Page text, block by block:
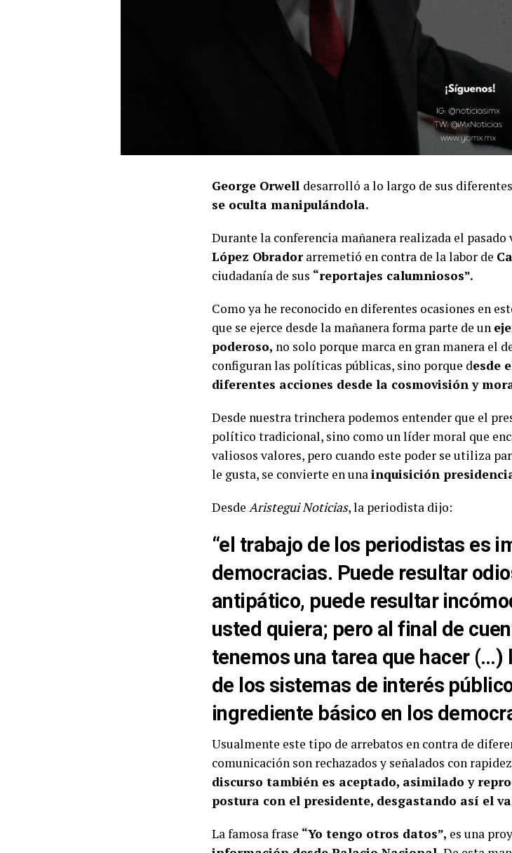
George Orwell desarrolló a lo largo de sus
se oculta manipulándola.
Durante la conferencia mañanera realizada el
López Obradorarremetió en contra de la labor de
ciudadanía de sus “reportajes calumniosos”.
Como ya he reconocido en diferentes ocasiones en
que se ejerce desde la mañanera forma parte de un
poderoso, no solo porque marca en gran manera el
configuran las políticas públicas, sino porque desde
diferentes acciones desde la cosmovisión y
Desde nuestra trinchera podemos entender que el
político tradicional, sino como un líder moral que
valiosos valores, pero cuando este poder se utiliza
le gusta, se convierte en unainquisición
Desde Aristegui Noticias, la periodista dijo:
​​“el trabajo de los periodistas es
democracias. Puede resultar
antipático, puede resultar
usted quiera; pero al final de
tenemos una tarea que hacer (…)
de los sistemas de interés
ingrediente básico en los
Usualmente este tipo de arrebatos en contra de
comunicación son rechazados y señalados con
discurso también es aceptado, asimilado y
postura con el presidente, desgastando así el
La famosa frase “Yo tengo otros datos”, es una